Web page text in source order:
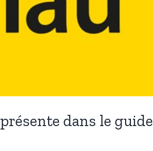
dans le guide